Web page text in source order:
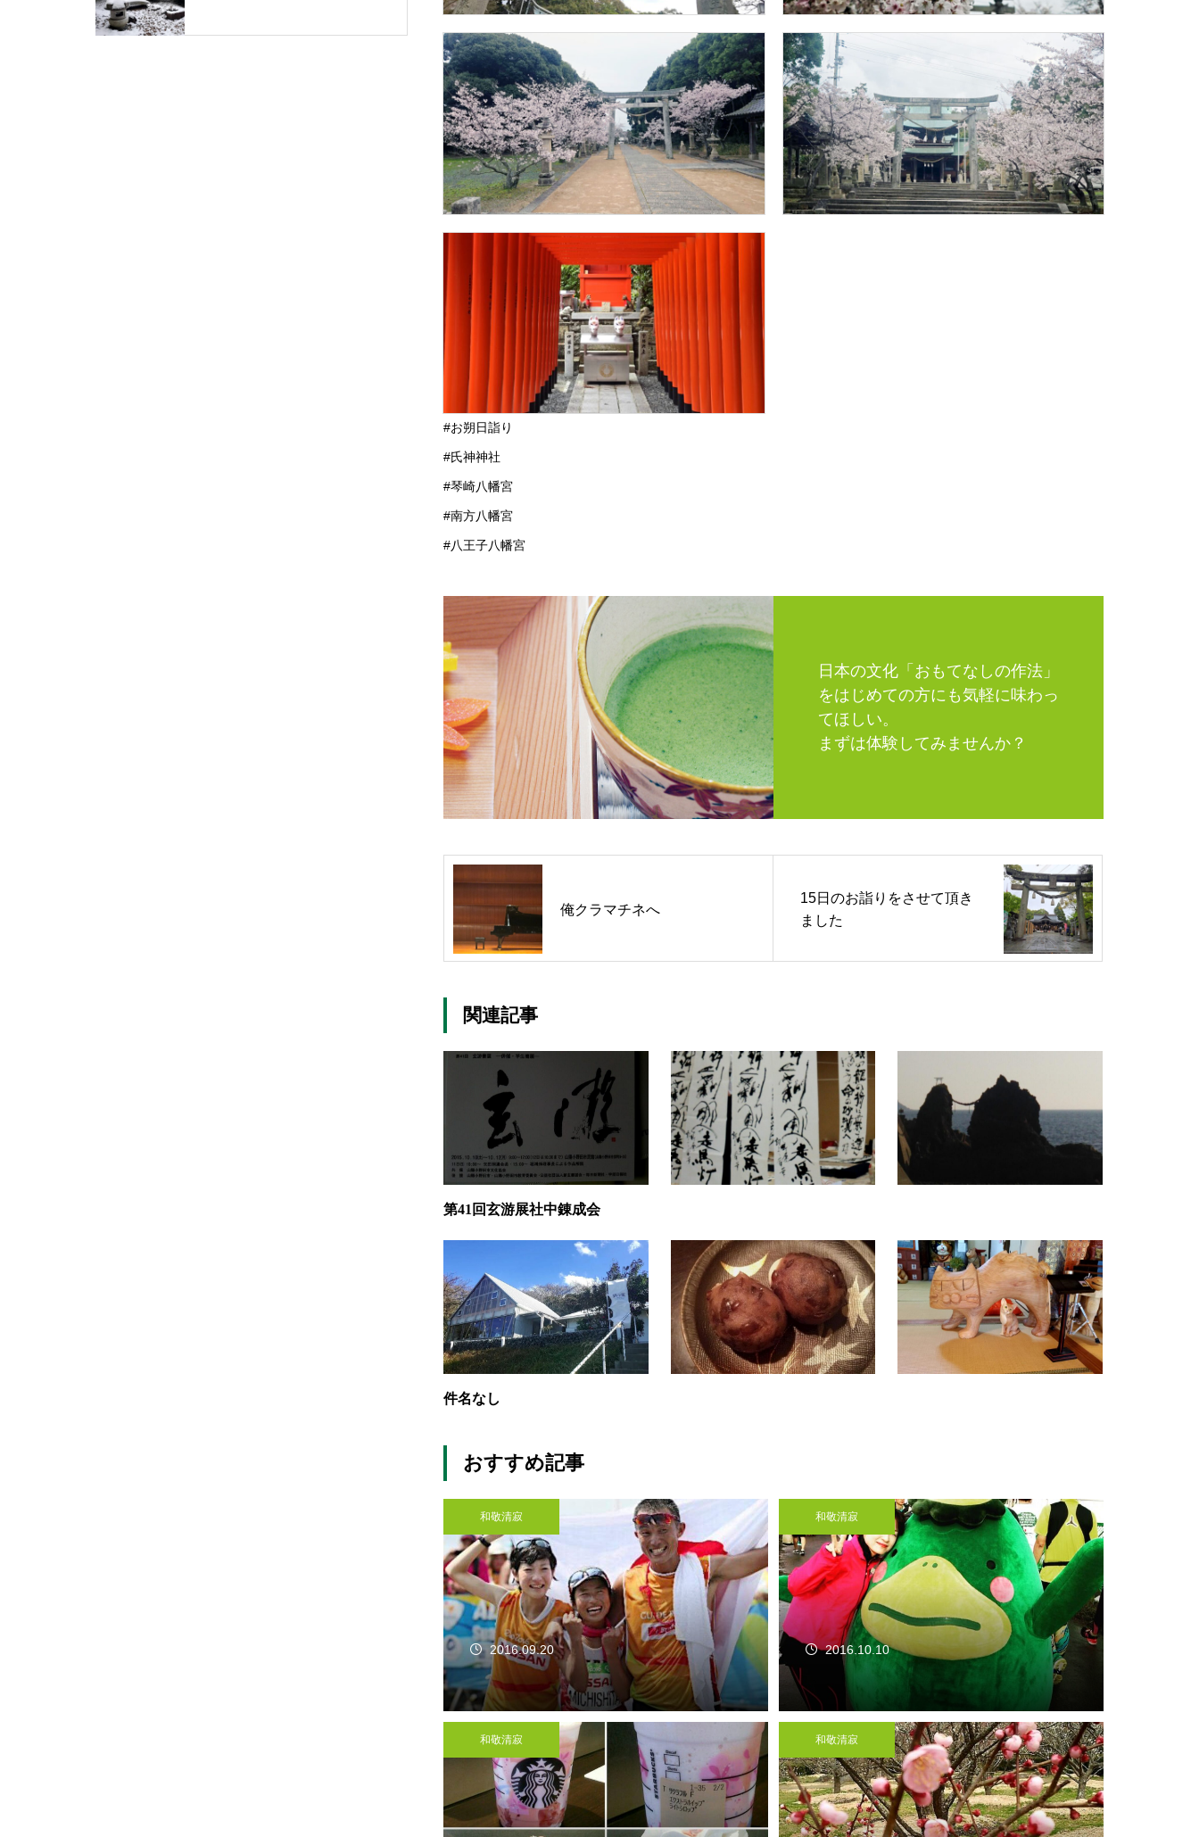
#お朔日詣り
#氏神神社
#琴崎八幡宮
#南方八幡宮
#八王子八幡宮
日本の文化「おもてなしの作法」
をはじめての方にも気軽に味わっ
てほしい。
まずは体験してみませんか？
俺クラマチネへ
15日のお詣りをさせて頂き
ました
関連記事
第41回玄游展社中錬成会
件名なし
おすすめ記事
和敬清寂
2016.09.20
和敬清寂
2016.10.10
和敬清寂 和敬清寂